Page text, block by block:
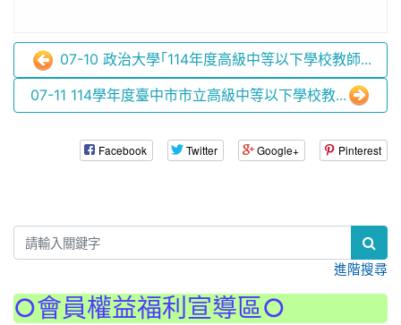
07-10 政治大學｢114年度高級中等以下學校教師...
07-11 114學年度臺中市市立高級中等以下學校教...
Facebook Twitter Google+ Pinterest
進階搜尋
○會員權益福利宣導區○